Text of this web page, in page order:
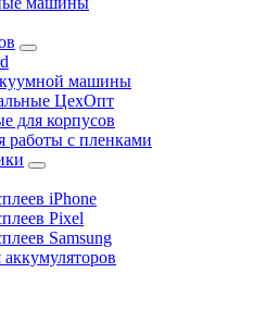
машины
ЦехОпт
для корпусов
работы с пленками
iPhone
Pixel
Samsung